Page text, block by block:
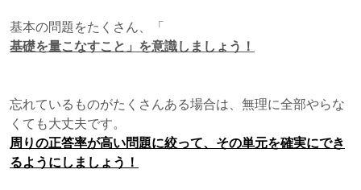
基本の問題をたくさん、「
基礎を量こなすこと」を意識しましょう！
忘れているものがたくさんある場合は、無理に全部やらな
くても大丈夫です。
周りの正答率が高い問題に絞って、その単元を確実にでき
るようにしましょう！